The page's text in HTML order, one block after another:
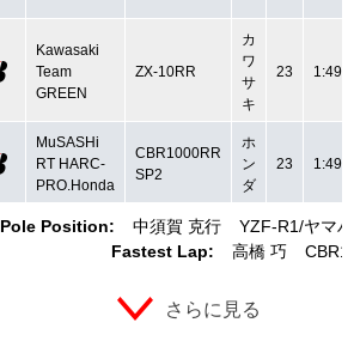
Pole Position: 中須賀 克行 YZF-R1 ヤマハ
Fastest Lap:
高橋 巧
Kawasaki
Team
GREEN
ZX-10RR
カ
ワ
サ
キ
23
MuSASHi
RT HARC-
PRO.Honda
CBR1000RR
SP2
ホ
ン
ダ
23
さらに見る